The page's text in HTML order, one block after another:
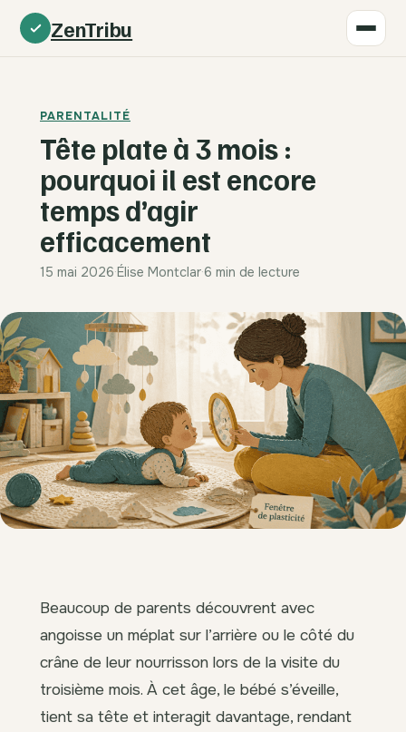
ZenTribu
PARENTALITÉ
Tête plate à 3 mois :
pourquoi il est encore
temps d’agir
efficacement
15 mai 2026·Élise Montclar·6 min de lecture
Beaucoup de parents découvrent avec
angoisse un méplat sur l’arrière ou le côté du
crâne de leur nourrisson lors de la visite du
troisième mois. À cet âge, le bébé s’éveille,
tient sa tête et interagit davantage, rendant